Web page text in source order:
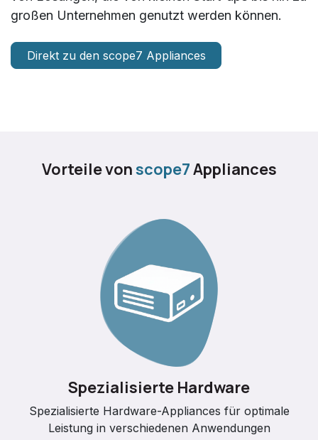
großen Unternehmen genutzt werden können.
Direkt zu den scope7 Appliances
Vorteile vonscope7Appliances
Spezialisierte Hardware
Spezialisierte Hardware-Appliances für optimale
Leistung in verschiedenen Anwendungen